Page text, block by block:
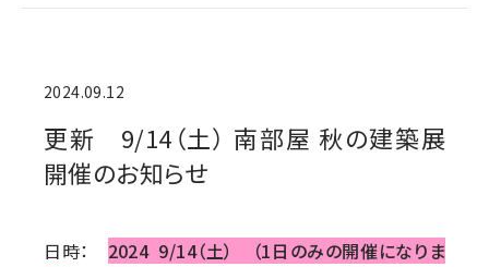
2024.09.12
更新 9/14（土） 南部屋 秋の建築展
開催のお知らせ
日時： 2024 9/14（土） （1日のみの開催になりま